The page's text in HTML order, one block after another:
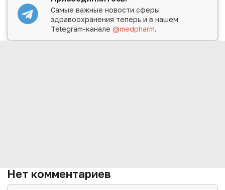
Самые важные новости сферы
здравоохранения теперь и в нашем
Telegram-канале@medpharm.
Нет комментариев